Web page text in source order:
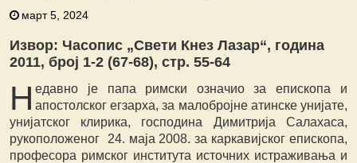
март 5, 2024
Извор: Часопис „Свети Кнез Лазар“, година
2011, број 1-2 (67-68), стр. 55-64
Н едавно je папа римски означио за епископа и
апостолског егзарха, за малобројне атинске унијате,
унијатског клирика, господина Димитрија Салахаса,
рукоположеног 24. маја 2008. за каркавијског епископа,
професора римског института источних истраживања и